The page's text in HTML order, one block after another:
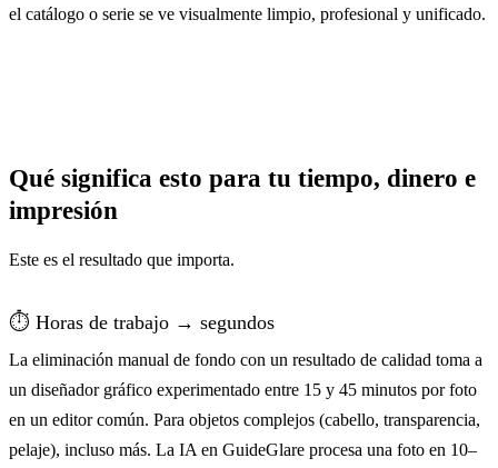
el catálogo o serie se ve visualmente limpio, profesional y unificado.
Qué significa esto para tu tiempo, dinero e
impresión
Este es el resultado que importa.
⏱️ Horas de trabajo → segundos
La eliminación manual de fondo con un resultado de calidad toma a
un diseñador gráfico experimentado entre 15 y 45 minutos por foto
en un editor común. Para objetos complejos (cabello, transparencia,
pelaje), incluso más. La IA en GuideGlare procesa una foto en 10–